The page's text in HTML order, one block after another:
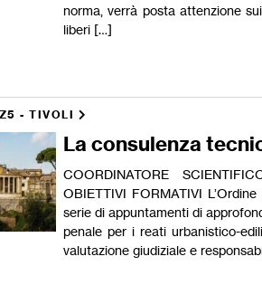
norma, verrà posta attenzione
liberi […]
- TIVOLI
La consulenza
COORDINATORE
OBIETTIVI FORMATIVI
serie di appuntamenti di
penale per i reati urbanistico-
valutazione giudiziale e